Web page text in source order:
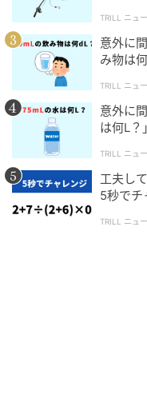
※当メディアでご紹
複数の解法をもつも
のご紹介に留まるこ
文（編集）：VY
数学とIT技術学習が
能検定2級と数学教員
援スタッフとして数
の別、年齢にとらわ
作成を目指している。
TRILL ニュ
意外に
み物は
TRILL ニュ
意外に
は何L？
TRILL ニュ
工夫し
5秒でチ
TRILL ニュ